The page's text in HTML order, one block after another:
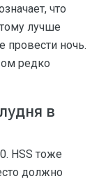
что
лучше
провести ночь.
редко
в
HSS тоже
должно